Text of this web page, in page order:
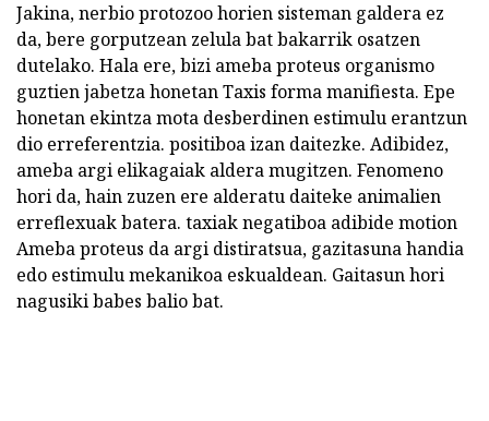
Jakina, nerbio protozoo horien sisteman galdera ez
da, bere gorputzean zelula bat bakarrik osatzen
dutelako. Hala ere, bizi ameba proteus organismo
guztien jabetza honetan Taxis forma manifiesta. Epe
honetan ekintza mota desberdinen estimulu erantzun
dio erreferentzia. positiboa izan daitezke. Adibidez,
ameba argi elikagaiak aldera mugitzen. Fenomeno
hori da, hain zuzen ere alderatu daiteke animalien
erreflexuak batera. taxiak negatiboa adibide motion
Ameba proteus da argi distiratsua, gazitasuna handia
edo estimulu mekanikoa eskualdean. Gaitasun hori
nagusiki babes balio bat.